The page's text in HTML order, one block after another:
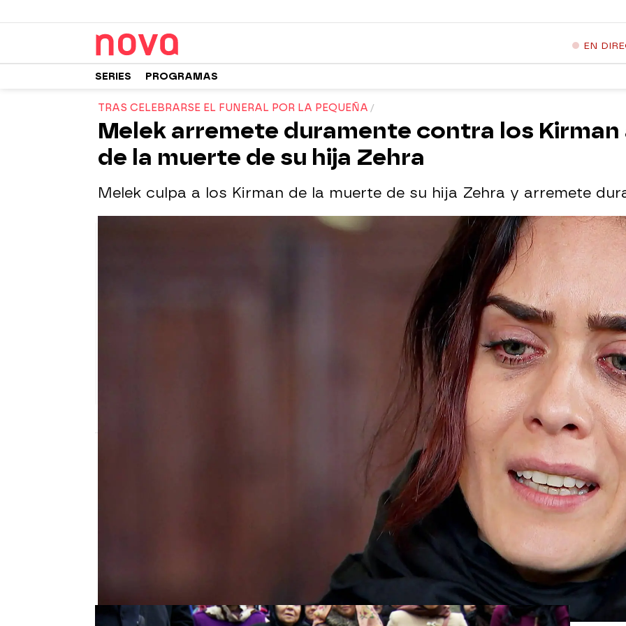
EN
SERIES PROGRAMAS
TRAS CELEBRARSE EL FUNERAL POR LA PEQUEÑA
Melek arremete duramente contra los Kirman
de la muerte de su hija Zehra
Melek culpa a los Kirman de la muerte de su hija Zehra y arremete
WhatsappFacebook
X
Se celebra el funeral de Zehra. Melek está abatida y no puede
parar de llorar. Todavía no se cree que su hija haya muerto y se
resiste a que entierren a su pequeña.
"Por favor, Zehra
levántate. No puedo vivir sin ti. Eres mi único motivo para
, asegura la hija de Sami muy apenada.